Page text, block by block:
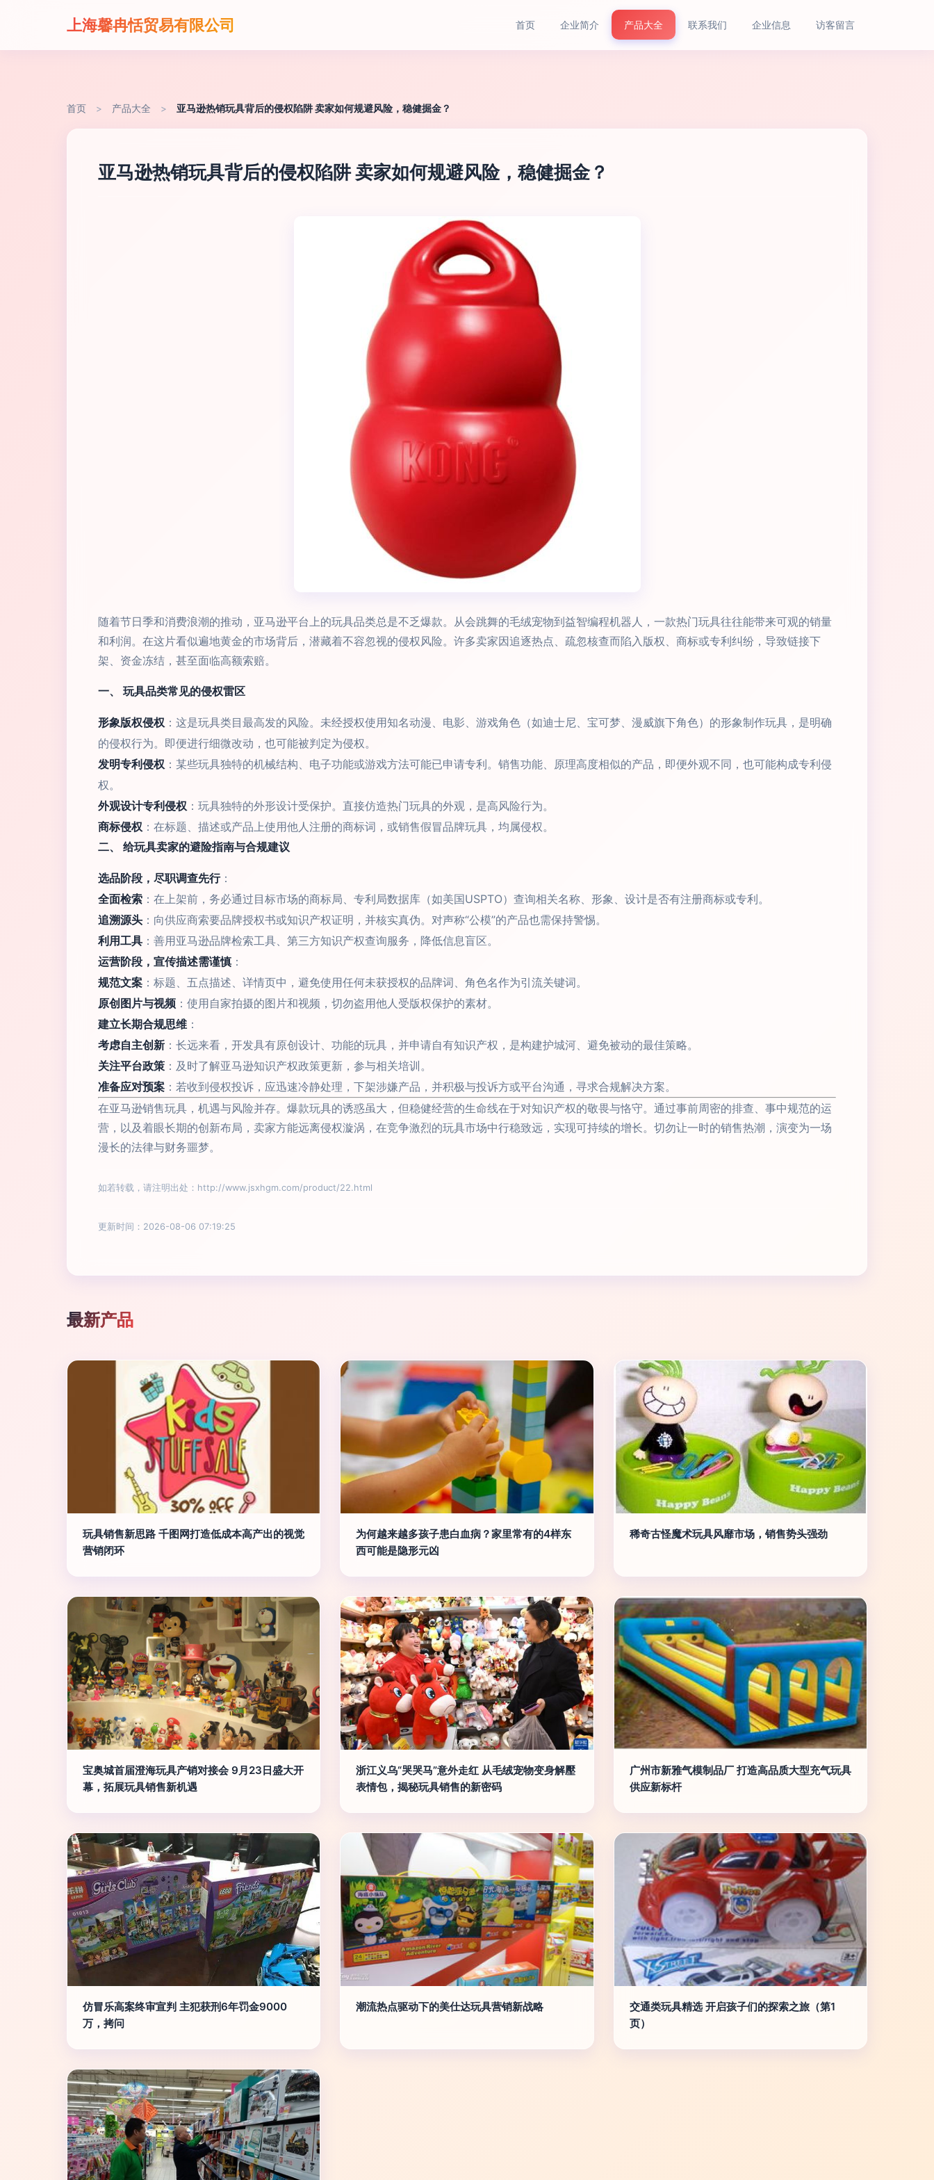
上海馨冉恬贸易有限公司 首页 企业简介 产品大全 联系我们 企业信息 访客留言
首页 > 产品大全 > 亚马逊热销玩具背后的侵权陷阱 卖家如何规避风险，稳健掘金？
亚马逊热销玩具背后的侵权陷阱 卖家如何规避风险，稳健掘金？
随着节日季和消费浪潮的推动，亚马逊平台上的玩具品类总是不乏爆款。从会跳舞的毛绒宠物到益智编程机器人，一款热门玩具往往能带来可观的销量
和利润。在这片看似遍地黄金的市场背后，潜藏着不容忽视的侵权风险。许多卖家因追逐热点、疏忽核查而陷入版权、商标或专利纠纷，导致链接下
架、资金冻结，甚至面临高额索赔。
一、 玩具品类常见的侵权雷区
形象版权侵权 ：这是玩具类目最高发的风险。未经授权使用知名动漫、电影、游戏角色（如迪士尼、宝可梦、漫威旗下角色）的形象制作玩具，是明确
的侵权行为。即便进行细微改动，也可能被判定为侵权。
发明专利侵权 ：某些玩具独特的机械结构、电子功能或游戏方法可能已申请专利。销售功能、原理高度相似的产品，即便外观不同，也可能构成专利侵
权。
外观设计专利侵权 ：玩具独特的外形设计受保护。直接仿造热门玩具的外观，是高风险行为。
商标侵权 ：在标题、描述或产品上使用他人注册的商标词，或销售假冒品牌玩具，均属侵权。
二、 给玩具卖家的避险指南与合规建议
选品阶段，尽职调查先行：
全面检索 ：在上架前，务必通过目标市场的商标局、专利局数据库（如美国USPTO）查询相关名称、形象、设计是否有注册商标或专利。
追溯源头 ：向供应商索要品牌授权书或知识产权证明，并核实真伪。对声称“公模”的产品也需保持警惕。
利用工具 ：善用亚马逊品牌检索工具、第三方知识产权查询服务，降低信息盲区。
运营阶段，宣传描述需谨慎 ：
规范文案 ：标题、五点描述、详情页中，避免使用任何未获授权的品牌词、角色名作为引流关键词。
原创图片与视频 ：使用自家拍摄的图片和视频，切勿盗用他人受版权保护的素材。
建立长期合规思维 ：
考虑自主创新 ：长远来看，开发具有原创设计、功能的玩具，并申请自有知识产权，是构建护城河、避免被动的最佳策略。
关注平台政策 ：及时了解亚马逊知识产权政策更新，参与相关培训。
准备应对预案 ：若收到侵权投诉，应迅速冷静处理，下架涉嫌产品，并积极与投诉方或平台沟通，寻求合规解决方案。
在亚马逊销售玩具，机遇与风险并存。爆款玩具的诱惑虽大，但稳健经营的生命线在于对知识产权的敬畏与恪守。通过事前周密的排查、事中规范的运
营，以及着眼长期的创新布局，卖家方能远离侵权漩涡，在竞争激烈的玩具市场中行稳致远，实现可持续的增长。切勿让一时的销售热潮，演变为一场
漫长的法律与财务噩梦。
如若转载，请注明出处：http://www.jsxhgm.com/product/22.html
更新时间：2026-08-06 07:19:25
最新产品
玩具销售新思路 千图网打造低成本高产出的视觉
营销闭环
为何越来越多孩子患白血病？家里常有的4样东
西可能是隐形元凶
稀奇古怪魔术玩具风靡市场，销售势头强劲
宝奥城首届澄海玩具产销对接会 9月23日盛大开
幕，拓展玩具销售新机遇
浙江义乌“哭哭马”意外走红 从毛绒宠物变身解壓
表情包，揭秘玩具销售的新密码
广州市新雅气模制品厂 打造高品质大型充气玩具
供应新标杆
仿冒乐高案终审宣判 主犯获刑6年罚金9000
万，拷问
潮流热点驱动下的美仕达玩具营销新战略
交通类玩具精选 开启孩子们的探索之旅（第1
页）